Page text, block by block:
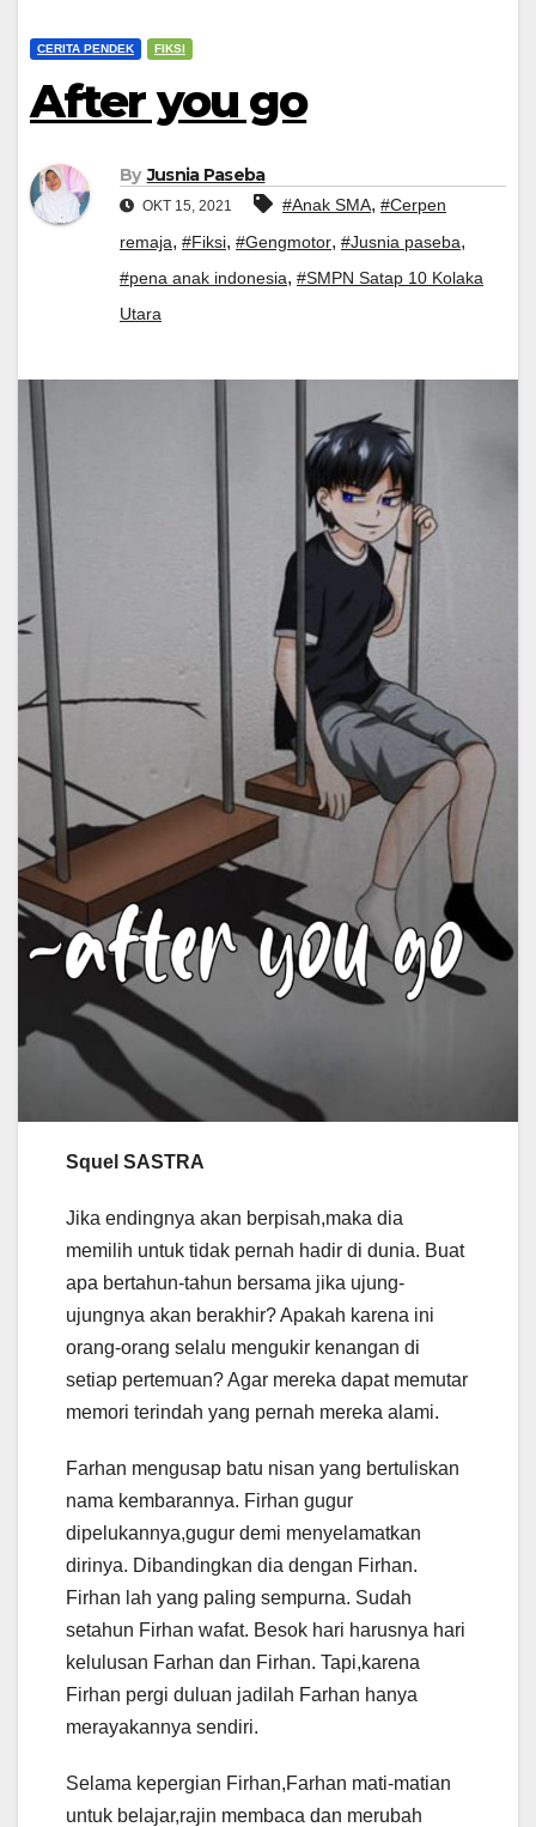
CERITA PENDEK FIKSI
After you go
By Jusnia Paseba
OKT 15, 2021 #Anak SMA, #Cerpen
remaja, #Fiksi, #Gengmotor, #Jusnia paseba,
#pena anak indonesia, #SMPN Satap 10 Kolaka
Utara
Squel SASTRA
Jika endingnya akan berpisah,maka dia
memilih untuk tidak pernah hadir di dunia. Buat
apa bertahun-tahun bersama jika ujung-
ujungnya akan berakhir? Apakah karena ini
orang-orang selalu mengukir kenangan di
setiap pertemuan? Agar mereka dapat memutar
memori terindah yang pernah mereka alami.
Farhan mengusap batu nisan yang bertuliskan
nama kembarannya. Firhan gugur
dipelukannya,gugur demi menyelamatkan
dirinya. Dibandingkan dia dengan Firhan.
Firhan lah yang paling sempurna. Sudah
setahun Firhan wafat. Besok hari harusnya hari
kelulusan Farhan dan Firhan. Tapi,karena
Firhan pergi duluan jadilah Farhan hanya
merayakannya sendiri.
Selama kepergian Firhan,Farhan mati-matian
untuk belajar,rajin membaca dan merubah